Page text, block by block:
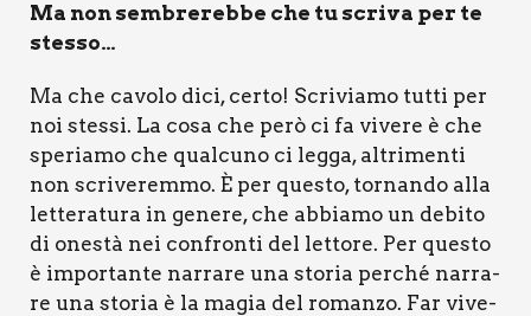
Ma non sem­bre­reb­be che tu scri­va per te
stes­so…
Ma che cavo­lo dici, cer­to! Scri­via­mo tut­ti per
noi stes­si. La cosa che però ci fa vive­re è che
spe­ria­mo che qual­cu­no ci leg­ga, altri­men­ti
non scri­ve­rem­mo. È per que­sto, tor­nan­do alla
let­te­ra­tu­ra in gene­re, che abbia­mo un debi­to
di one­stà nei con­fron­ti del let­to­re. Per que­sto
è impor­tan­te nar­ra­re una sto­ria per­ché nar­ra­
re una sto­ria è la magia del roman­zo. Far vive­